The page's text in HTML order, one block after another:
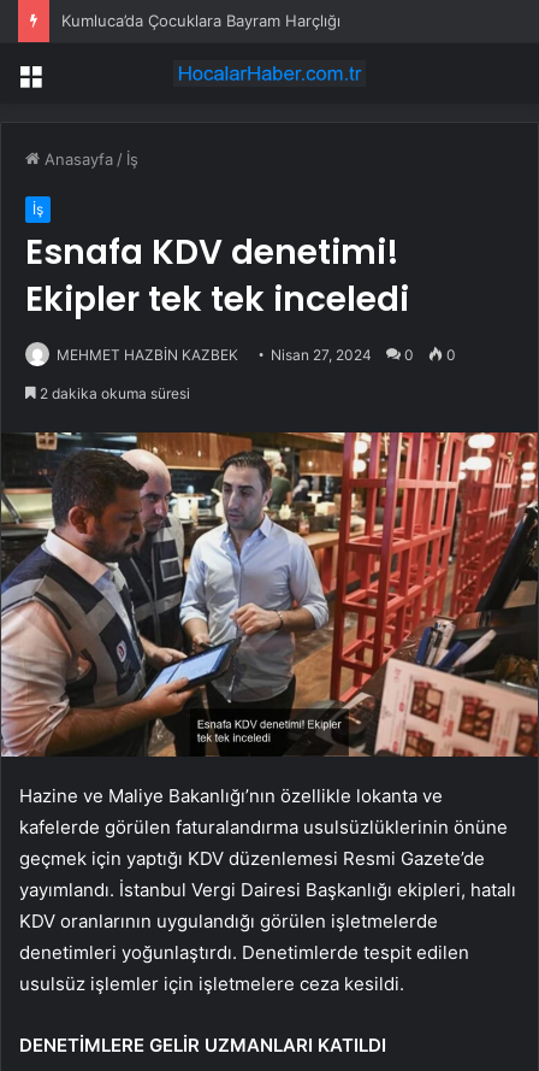
Kumluca’da Çocuklara Bayram Harçlığı
Menü
Anasayfa / İş
İş
Esnafa KDV denetimi!
Ekipler tek tek inceledi
MEHMET HAZBİN KAZBEK Nisan 27, 2024 0 0
2 dakika okuma süresi
Hazine ve Maliye Bakanlığı’nın özellikle lokanta ve
kafelerde görülen faturalandırma usulsüzlüklerinin önüne
geçmek için yaptığı KDV düzenlemesi Resmi Gazete’de
yayımlandı. İstanbul Vergi Dairesi Başkanlığı ekipleri, hatalı
KDV oranlarının uygulandığı görülen işletmelerde
denetimleri yoğunlaştırdı. Denetimlerde tespit edilen
usulsüz işlemler için işletmelere ceza kesildi.
DENETİMLERE GELİR UZMANLARI KATILDI